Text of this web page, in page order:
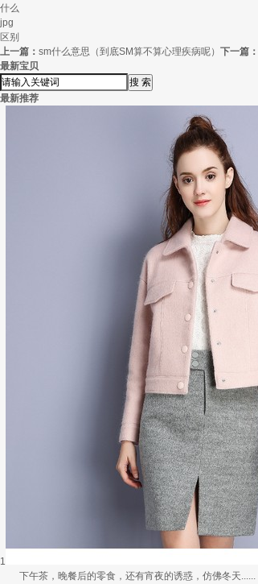
什么
jpg
区别
上一篇： sm什么意思（到底SM算不算心理疾病呢） 下一篇：
最新宝贝
最新推荐
1
下午茶，晚餐后的零食，还有宵夜的诱惑，仿佛冬天......